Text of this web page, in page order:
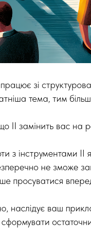
зі
тема, тим
ІІ замінить вас
з інструментами
не зможе
просуватися
наслідує ваш